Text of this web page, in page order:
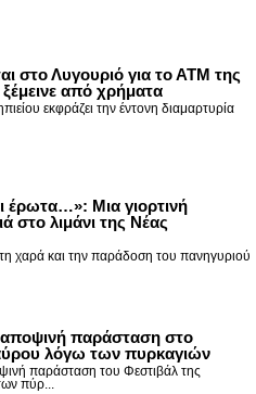
στο Λυγουριό για το ΑΤΜ της
από χρήματα
εκφράζει την έντονη διαμαρτυρία
έρωτα…»: Μια γιορτινή
στο λιμάνι της Νέας
χαρά και την παράδοση του πανηγυριού
παράσταση στο
λόγω των πυρκαγιών
παράσταση του Φεστιβάλ της
πύρ...